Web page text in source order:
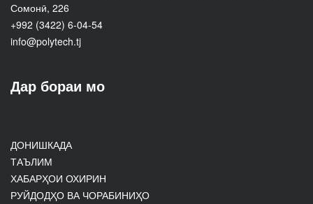
Сомонӣ, 226
+992 (3422) 6-04-54
info@polytech.tj
Дар бораи мо
ДОНИШКАДА
ТАЪЛИМ
ХАБАРҲОИ ОХИРИН
РУЙДОДҲО ВА ЧОРАБИНИҲО